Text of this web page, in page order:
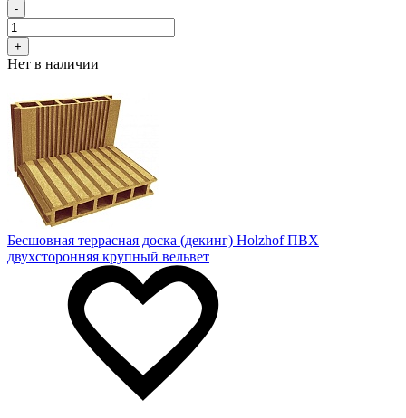
-
+
Нет в наличии
Бесшовная террасная доска (декинг) Holzhof ПВХ
двухсторонняя крупный вельвет